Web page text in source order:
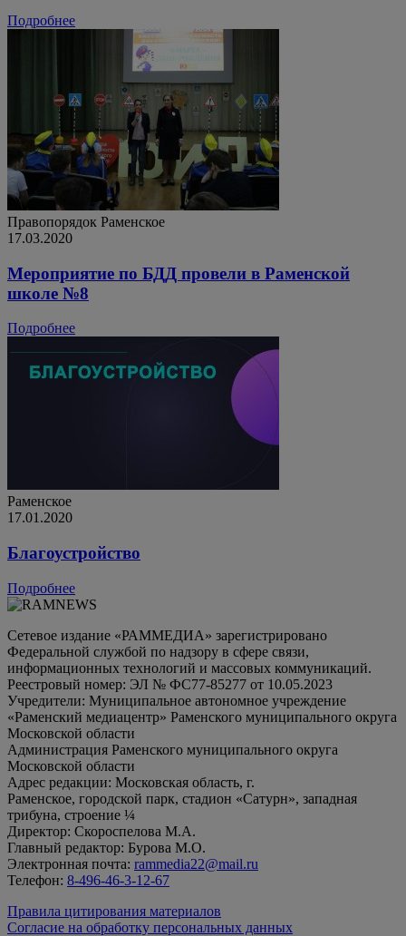
Подробнее
Правопорядок Раменское
17.03.2020
Мероприятие по БДД провели в Раменской
школе №8
Подробнее
Раменское
17.01.2020
Благоустройство
Подробнее
Сетевое издание «РАММЕДИА» зарегистрировано
Федеральной службой по надзору в сфере связи,
информационных технологий и массовых коммуникаций.
Реестровый номер: ЭЛ № ФС77-85277 от 10.05.2023
Учредители: Муниципальное автономное учреждение
«Раменский медиацентр» Раменского муниципального округа
Московской области
Администрация Раменского муниципального округа
Московской области
Адрес редакции: Московская область, г.
Раменское, городской парк, стадион «Сатурн», западная
трибуна, строение ¼
Директор: Скороспелова М.А.
Главный редактор: Бурова М.О.
Электронная почта: rammedia22@mail.ru
Телефон: 8-496-46-3-12-67
Правила цитирования материалов
Согласие на обработку персональных данных